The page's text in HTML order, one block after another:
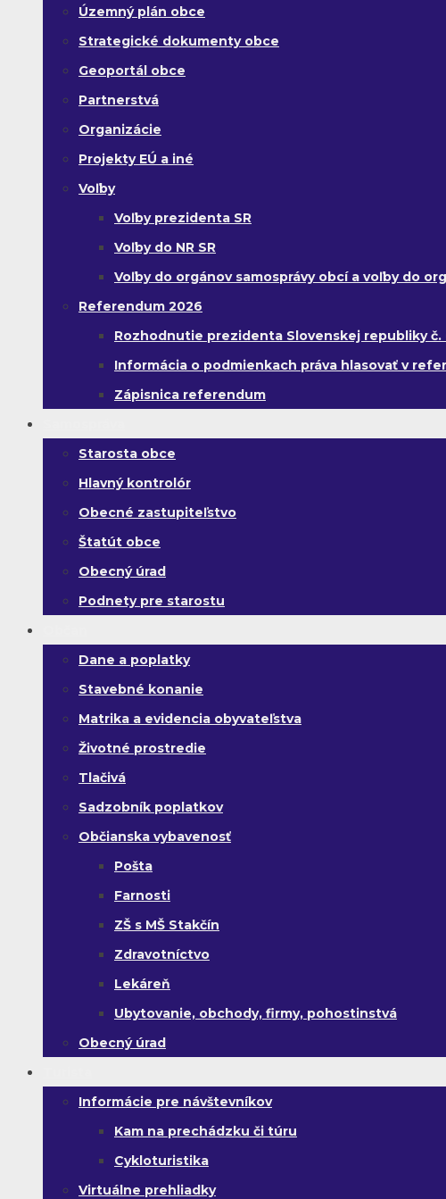
Územný plán obce
Strategické dokumenty obce
Geoportál obce
Partnerstvá
Organizácie
Projekty EÚ a iné
Voľby
Voľby prezidenta SR
Voľby do NR SR
Voľby do orgánov samosprávy obcí a voľby do
Referendum 2026
Rozhodnutie prezidenta Slovenskej republiky
Informácia o podmienkach práva hlasovať v
Zápisnica referendum
Starosta obce
Hlavný kontrolór
Obecné zastupiteľstvo
Štatút obce
Obecný úrad
Podnety pre starostu
Dane a poplatky
Stavebné konanie
Matrika a evidencia obyvateľstva
Životné prostredie
Tlačivá
Sadzobník poplatkov
Občianska vybavenosť
Pošta
Farnosti
ZŠ s MŠ Stakčín
Zdravotníctvo
Lekáreň
Ubytovanie, obchody, firmy, pohostinstvá
Obecný úrad
Informácie pre návštevníkov
Kam na prechádzku či túru
Cykloturistika
Virtuálne prehliadky